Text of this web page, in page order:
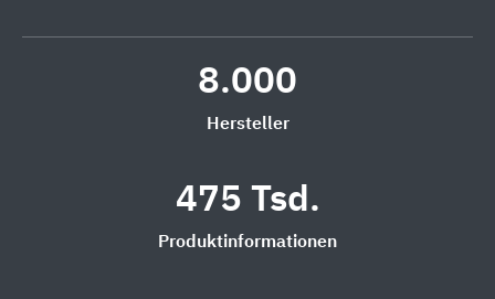
8.000
Hersteller
475 Tsd.
Produktinformationen